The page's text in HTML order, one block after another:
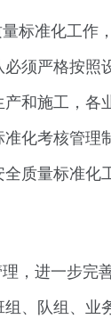
标准化工作
须严格按照
和施工，各
化考核管理
质量标准化
，进一步完
、队组、业